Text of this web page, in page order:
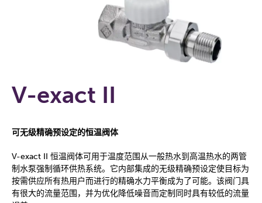
V-exact II
可无级精确预设定的恒温阀体
V-exact II 恒温阀体可用于温度范围从一般热水到高温热水的两管
制水泵强制循环供热系统。它内部集成的无级精确预设定使目标为
按需供应所有热用户而进行的精确水力平衡成为了可能。该阀门具
有很大的流量范围，并为优化降低噪音而定制同时具有较低的流量